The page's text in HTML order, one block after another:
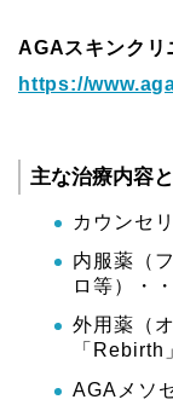
AGAスキンクリ
https://
主な治療内容
カウンセ
内服薬（
ロ等）・
外用薬（
「
AGAメソ